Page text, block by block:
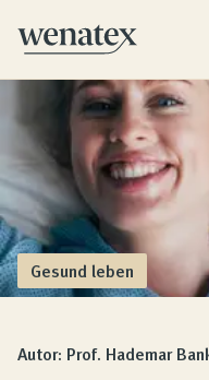
Wenatex
Produktberatung zu
Produkte
Qualität und
Gesund leben
Autor: Prof. Hademar